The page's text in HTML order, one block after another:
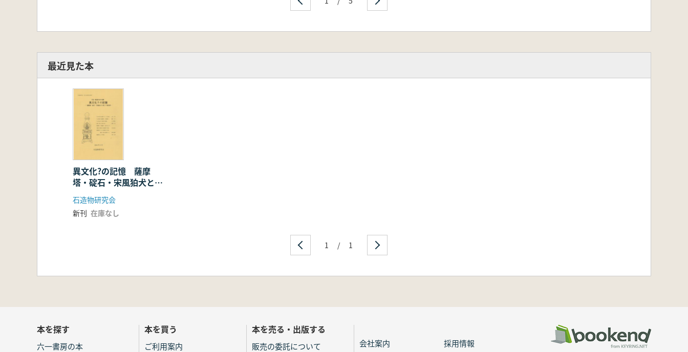
最近見た本
異文化?の記憶 薩摩
塔・碇石・宋風狛犬と東
シナ海世界
石造物研究会
新刊 在庫なし
1 / 1
本を探す
六一書房の本
本を買う
ご利用案内
本を売る・出版する
販売の委託について
会社案内
採用情報